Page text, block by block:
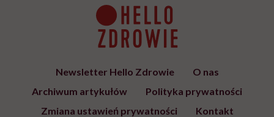
Newsletter Hello Zdrowie
O nas
Archiwum artykułów
Polityka prywatności
Zmiana ustawień prywatności
Kontakt